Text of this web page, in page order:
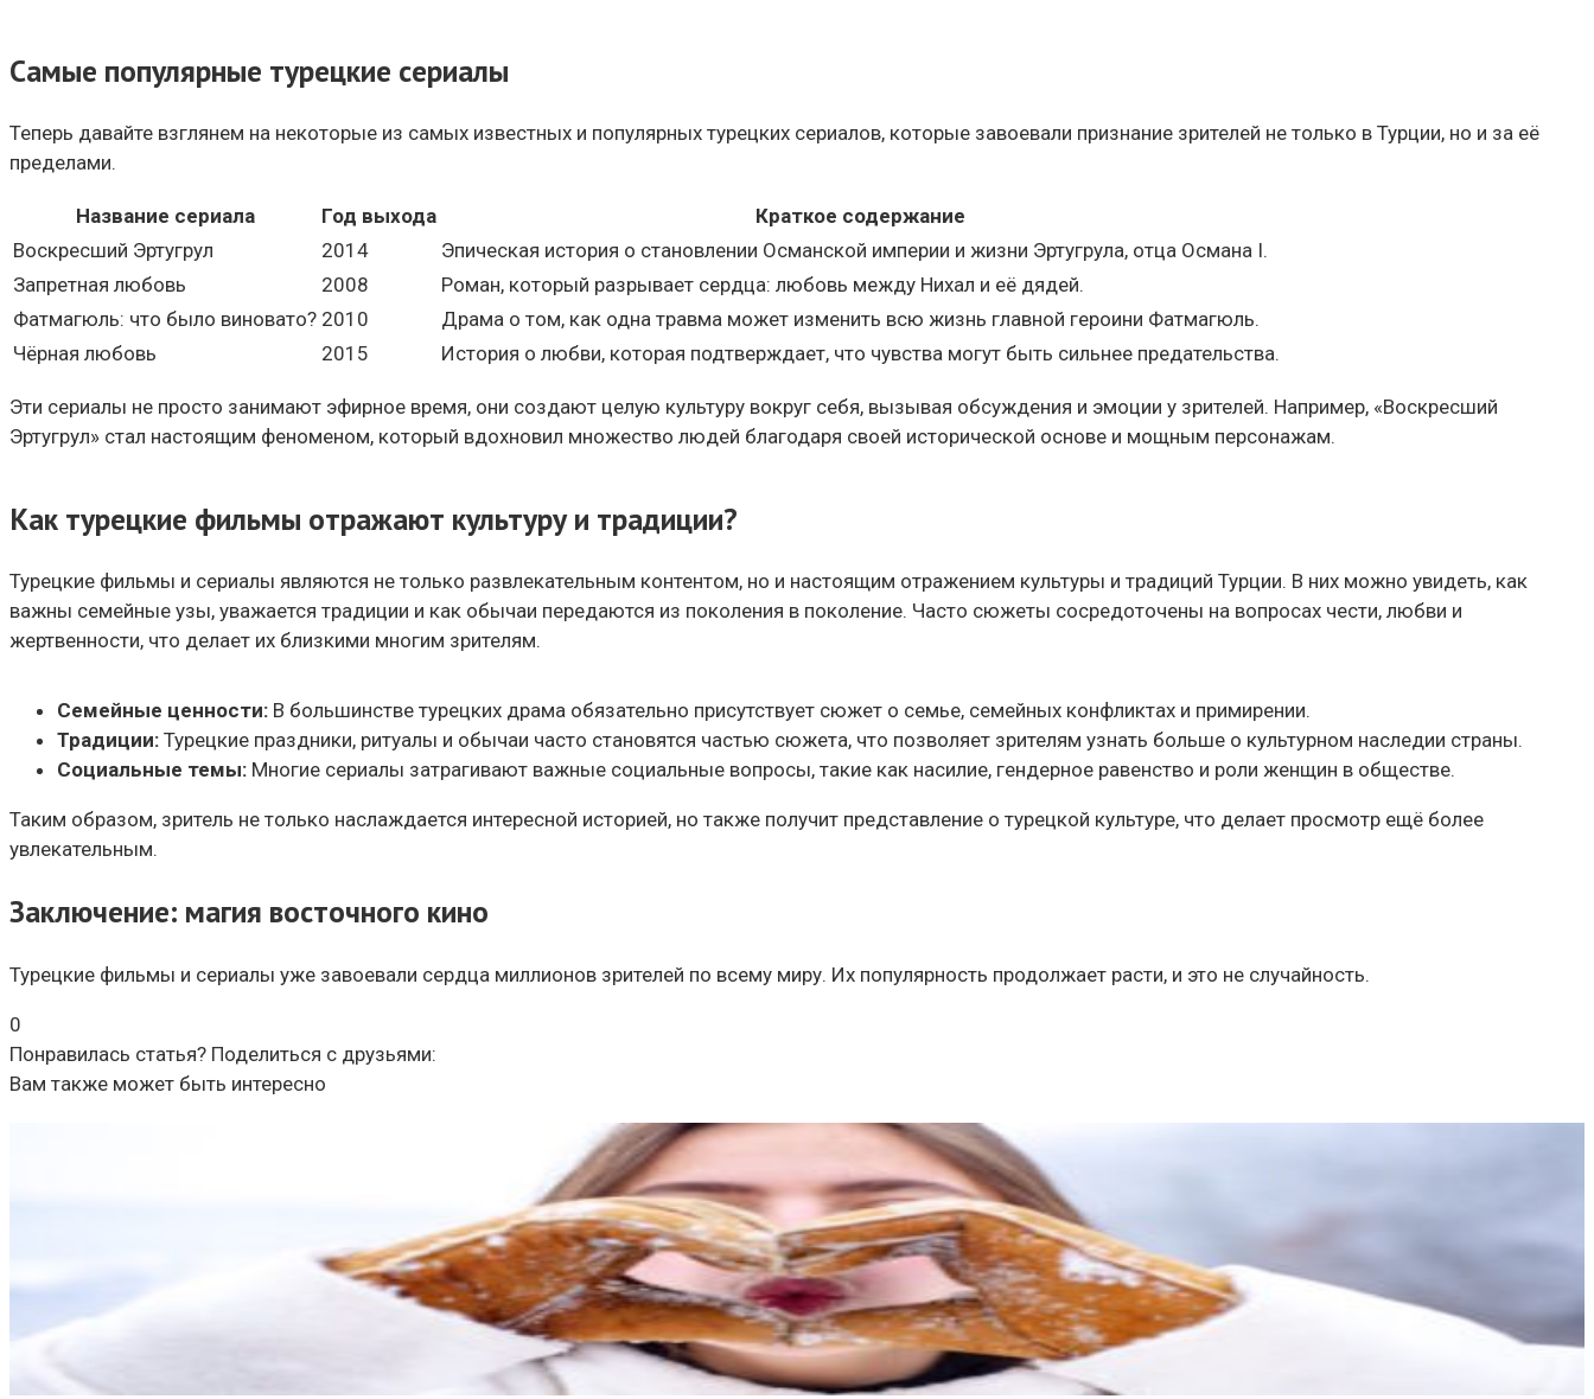
Самые популярные турецкие сериалы
Теперь давайте взглянем на некоторые из самых известных и популярных турецких сериалов, которые завоевали признание зрителей не только в Турции, но и за её
пределами.
Название сериала Год выхода
Краткое содержание
Воскресший Эртугрул
2014
Эпическая история о становлении Османской империи и жизни Эртугрула, отца Османа I.
Запретная любовь
2008
Роман, который разрывает сердца: любовь между Нихал и её дядей.
Фатмагюль: что было виновато? 2010
Драма о том, как одна травма может изменить всю жизнь главной героини Фатмагюль.
Чёрная любовь
2015 История о любви, которая подтверждает, что чувства могут быть сильнее предательства.
Эти сериалы не просто занимают эфирное время, они создают целую культуру вокруг себя, вызывая обсуждения и эмоции у зрителей. Например, «Воскресший
Эртугрул» стал настоящим феноменом, который вдохновил множество людей благодаря своей исторической основе и мощным персонажам.
Как турецкие фильмы отражают культуру и традиции?
Турецкие фильмы и сериалы являются не только развлекательным контентом, но и настоящим отражением культуры и традиций Турции. В них можно увидеть, как
важны семейные узы, уважается традиции и как обычаи передаются из поколения в поколение. Часто сюжеты сосредоточены на вопросах чести, любви и
жертвенности, что делает их близкими многим зрителям.
Семейные ценности: В большинстве турецких драма обязательно присутствует сюжет о семье, семейных конфликтах и примирении.
Традиции: Турецкие праздники, ритуалы и обычаи часто становятся частью сюжета, что позволяет зрителям узнать больше о культурном наследии страны.
Социальные темы: Многие сериалы затрагивают важные социальные вопросы, такие как насилие, гендерное равенство и роли женщин в обществе.
Таким образом, зритель не только наслаждается интересной историей, но также получит представление о турецкой культуре, что делает просмотр ещё более
увлекательным.
Заключение: магия восточного кино
Турецкие фильмы и сериалы уже завоевали сердца миллионов зрителей по всему миру. Их популярность продолжает расти, и это не случайность.
0
Понравилась статья? Поделиться с друзьями:
Вам также может быть интересно